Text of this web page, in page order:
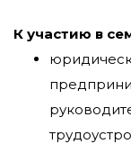
К участию в